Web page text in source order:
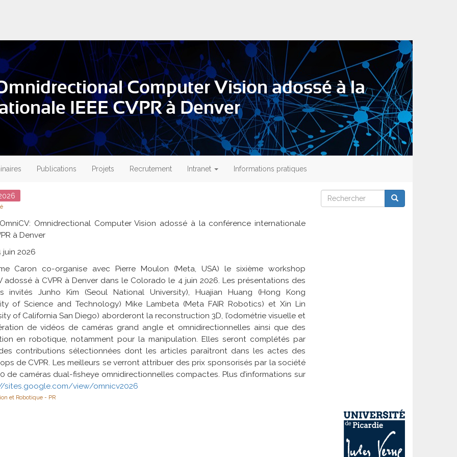
Computer Vision adossé à la
IEEE CVPR à Denver
Publications Projets Recrutement Intranet Informations pratiques
Omnidrectional Computer Vision adossé à la conférence internationale
à Denver
juin 2026
Caron co-organise avec Pierre Moulon (Meta, USA) le sixième workshop
adossé à CVPR à Denver dans le Colorado le 4 juin 2026. Les présentations des
invités Junho Kim (Seoul National University), Huajian Huang (Hong Kong
of Science and Technology) Mike Lambeta (Meta FAIR Robotics) et Xin Lin
of California San Diego) aborderont la reconstruction 3D, l’odométrie visuelle et
de vidéos de caméras grand angle et omnidirectionnelles ainsi que des
en robotique, notamment pour la manipulation. Elles seront complétés par
contributions sélectionnées dont les articles paraîtront dans les actes des
de CVPR. Les meilleurs se verront attribuer des prix sponsorisés par la société
de caméras dual-fisheye omnidirectionnelles compactes. Plus d’informations sur
sites.google.com/view/omnicv2026
et Robotique - PR
Rechercher
Rechercher Rechercher